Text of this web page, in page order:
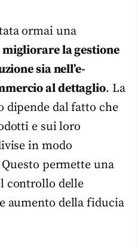
ormai una
migliorare la gestione
sia nell’e-
al dettaglio. La
dipende dal fatto che
e sui loro
in modo
permette una
controllo delle
aumento della fiducia